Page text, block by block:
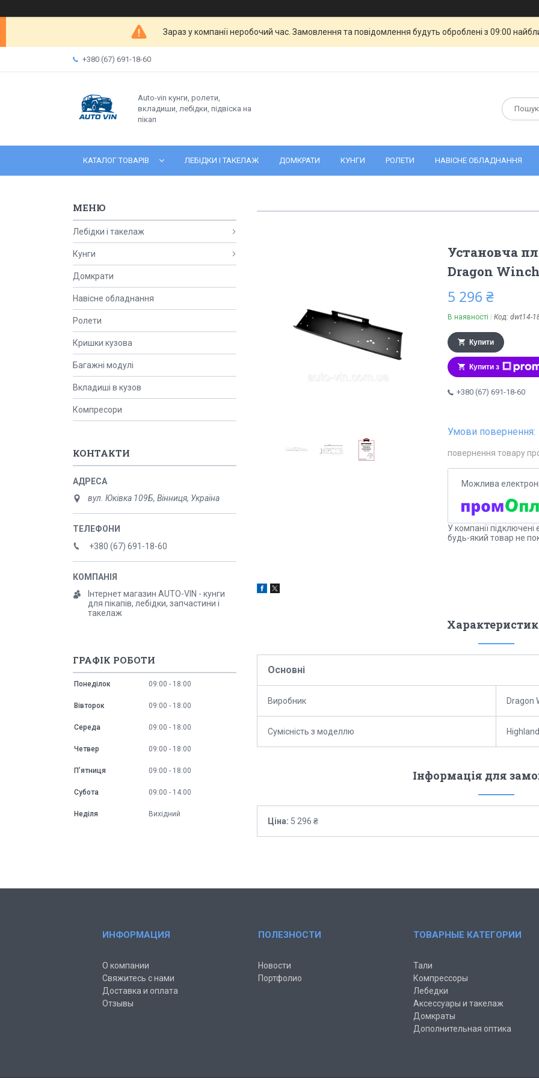
Зараз у компанії неробочий час. Замовлення та повідомлення будуть оброблені з 09:00
+380 (67) 691-18-60
Auto-vin кунги, ролети,
вкладиши, лебідки, підвіска на
пікап
КАТАЛОГ ТОВАРІВ ЛЕБІДКИ І ТАКЕЛАЖ ДОМКРАТИ КУНГИ РОЛЕТИ НАВІСНЕ ОБЛАДНАННЯ
Установча
Dragon
5 296 ₴
В наявності Код: dwt14-
Купити
Купити з
+380 (67) 691-18-60
повернення товару
У компанії
будь-який товар не
Основні
Виробник Dragon
Сумісність з моделлю
Інформація для
Ціна: 5 296 ₴
Лебідки і такелаж
Кунги
Домкрати
Навісне обладнання
Ролети
Кришки кузова
Багажні модулі
Вкладиші в кузов
Компресори
КОНТАКТИ
вул. Юківка 109Б, Вінниця, Україна
+380 (67) 691-18-60
Інтернет магазин AUTO-VIN - кунги
для пікапів, лебідки, запчастини і
такелаж
ГРАФІК РОБОТИ
Понеділок 09:00 18:00
Вівторок 09:00 18:00
Середа 09:00 18:00
Четвер 09:00 18:00
Пʼятниця 09:00 18:00
Субота 09:00 14:00
Неділя Вихідний
ИНФОРМАЦИЯ
О компании
Свяжитесь с нами
Доставка и оплата
Отзывы
ПОЛЕЗНОСТИ
Новости
Портфолио
ТОВАРНЫЕ КАТЕГОРИИ
Тали
Компрессоры
Лебедки
Аксессуары и такелаж
Домкраты
Дополнительная оптика